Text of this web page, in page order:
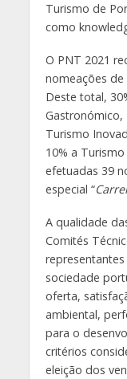
Turismo de
como
O PNT 2021
nomeações
Deste total,
Gastronómico,
Turismo
10% a
efetuadas 39
especial “
A qualidade
Comités
sociedade
oferta,
ambiental,
para o
critérios
eleição dos